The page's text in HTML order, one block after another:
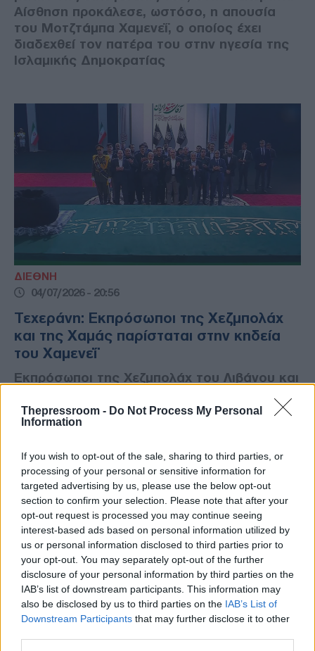
Thepressroom - Do Not Process My Personal
Information
If you wish to opt-out of the sale, sharing to third parties, or
processing of your personal or sensitive information for
targeted advertising by us, please use the below opt-out
section to confirm your selection. Please note that after your
opt-out request is processed you may continue seeing
interest-based ads based on personal information utilized by
us or personal information disclosed to third parties prior to
your opt-out. You may separately opt-out of the further
disclosure of your personal information by third parties on the
IAB’s list of downstream participants. This information may
also be disclosed by us to third parties on the IAB’s List of
Downstream Participants that may further disclose it to other
Αίσθηση προκάλεσε, ωστόσο, η απουσία
του Μοτζτάμπα Χαμενεΐ, ο οποίος έχει
διαδεχθεί τον πατέρα του στην ηγεσία της
Ισλαμικής Δημοκρατίας
ΔΙΕΘΝΗ
04/07/2026 - 20:56
Τεχεράνη: Εκπρόσωποι της Χεζμπολάχ
και της Χαμάς παρίσταται στην κηδεία
του Χαμενεΐ
Εκπρόσωποι της Χεζμπολάχ του Λιβάνου και
ισλαμιστικών κινημάτων, συνάντησαν
σήμερα τον υπουργό Εξωτερικών του Ιράν
ανώτατου ηγέτη Αλί Χαμενεΐ, μετέδωσε
ιρανικό κρατικό μέσο ενημέρωσης.